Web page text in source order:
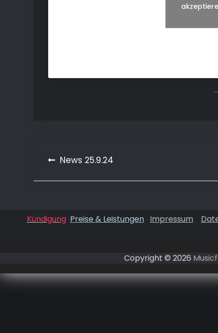
Beitragsnavigation
News 25.9.24
Kündigung Preise & Leistungen Impressum
Copyright © 2026